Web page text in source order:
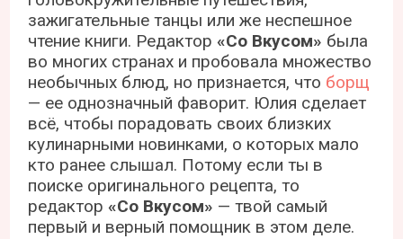
зажигательные танцы или же неспешное
чтение книги. Редактор«Со Вкусом» была
во многих странах и пробовала множество
необычных блюд, но признается, что борщ
— ее однозначный фаворит. Юлия сделает
всё, чтобы порадовать своих близких
кулинарными новинками, о которых мало
кто ранее слышал. Потому если ты в
поиске оригинального рецепта, то
редактор«Со Вкусом» — твой самый
первый и верный помощник в этом деле.